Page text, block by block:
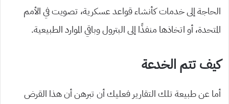
الحاجة إلى خدمات كأنشاء قواعد عسكرية، تصويت في الأمم
المتحدة، أو اتخاذها منفذًا إلى البترول وباقي الموارد الطبيعية.
كيف تتم الخدعة
أما عن طبيعة تلك التقارير فعليك أن تبرهن أن هذا القرض